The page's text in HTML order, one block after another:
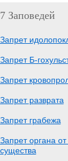
7 Заповедей
Запрет
Запрет Б-
Запрет
Запрет разврата
Запрет грабежа
Запрет органа
существа